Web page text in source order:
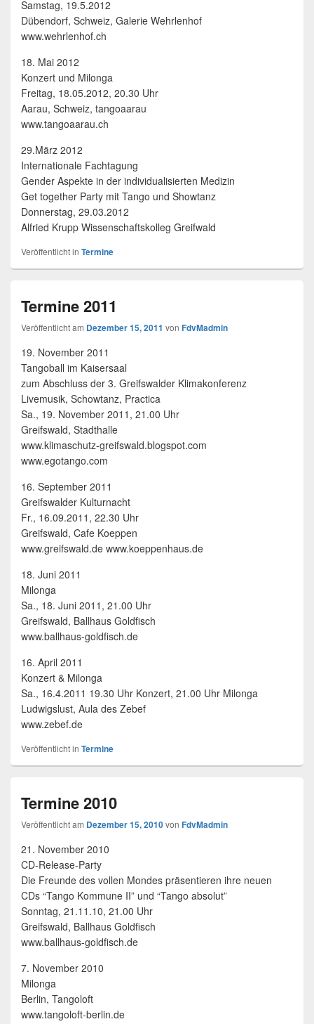
Samstag, 19.5.2012
Dübendorf, Schweiz, Galerie Wehrlenhof
www.wehrlenhof.ch
18. Mai 2012
Konzert und Milonga
Freitag, 18.05.2012, 20.30 Uhr
Aarau, Schweiz, tangoaarau
www.tangoaarau.ch
29.März 2012
Internationale Fachtagung
Gender Aspekte in der individualisierten Medizin
Get together Party mit Tango und Showtanz
Donnerstag, 29.03.2012
Alfried Krupp Wissenschaftskolleg Greifwald
Veröffentlicht in Termine
Termine 2011
Veröffentlicht am Dezember 15, 2011 von FdvMadmin
19. November 2011
Tangoball im Kaisersaal
zum Abschluss der 3. Greifswalder Klimakonferenz
Livemusik, Schowtanz, Practica
Sa., 19. November 2011, 21.00 Uhr
Greifswald, Stadthalle
www.klimaschutz-greifswald.blogspot.com
www.egotango.com
16. September 2011
Greifswalder Kulturnacht
Fr., 16.09.2011, 22.30 Uhr
Greifswald, Cafe Koeppen
www.greifswald.de www.koeppenhaus.de
18. Juni 2011
Milonga
Sa., 18. Juni 2011, 21.00 Uhr
Greifswald, Ballhaus Goldfisch
www.ballhaus-goldfisch.de
16. April 2011
Konzert & Milonga
Sa., 16.4.2011 19.30 Uhr Konzert, 21.00 Uhr Milonga
Ludwigslust, Aula des Zebef
www.zebef.de
Veröffentlicht in Termine
Termine 2010
Veröffentlicht am Dezember 15, 2010von FdvMadmin
21. November 2010
CD-Release-Party
Die Freunde des vollen Mondes präsentieren ihre neuen
CDs “Tango Kommune II” und “Tango absolut”
Sonntag, 21.11.10, 21.00 Uhr
Greifswald, Ballhaus Goldfisch
www.ballhaus-goldfisch.de
7. November 2010
Milonga
Berlin, Tangoloft
www.tangoloft-berlin.de